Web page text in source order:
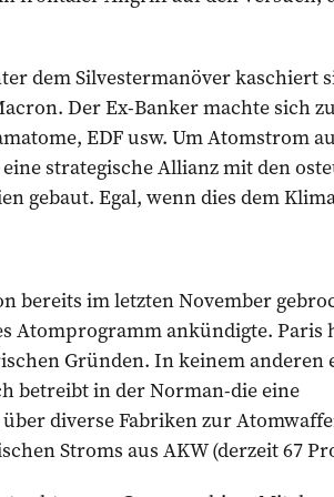
dem Silvestermanöver kaschiert
Der Ex-Banker machte sich
EDF usw. Um Atomstrom
strategische Allianz mit den
gebaut. Egal, wenn dies dem
bereits im letzten November
Atomprogramm ankündigte. Paris
Gründen. In keinem anderen
betreibt in der Norman-die eine
diverse Fabriken zur
Stroms aus AKW (derzeit 67